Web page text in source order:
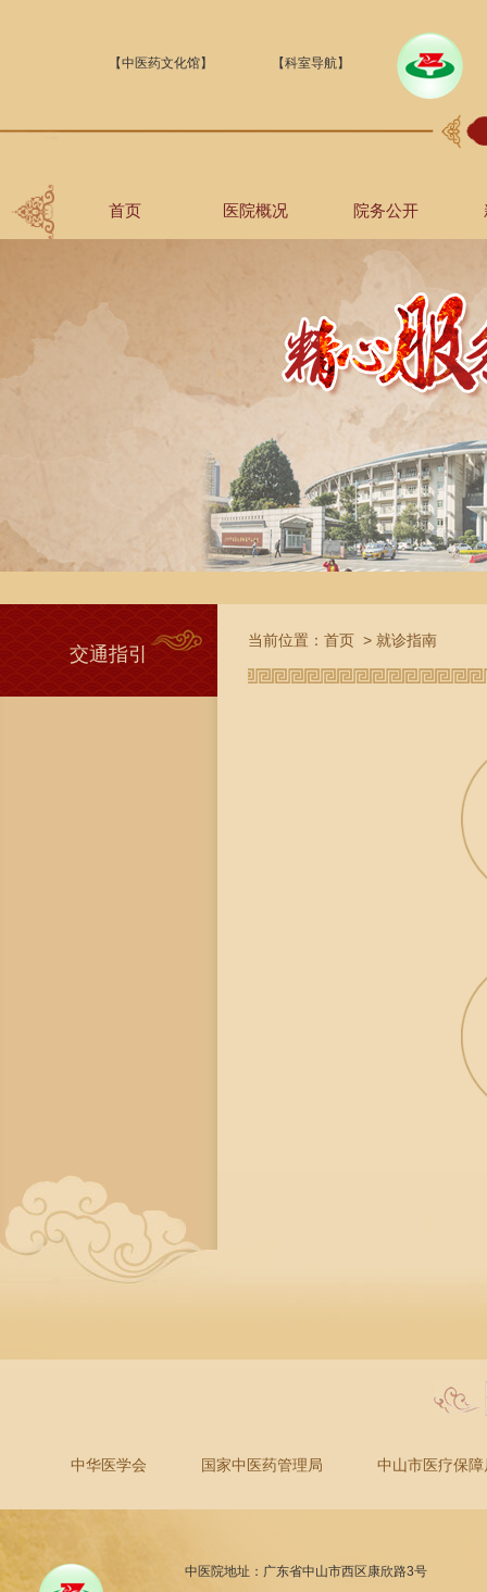
【中医药文化馆】 【科室导航】
首页 医院概况 院务公开
交通指引
当前位置： 首页 > 就诊指南
中华医学会 国家中医药管理局 中山市医疗保障
中医院地址：广东省中山市西区康欣路3号